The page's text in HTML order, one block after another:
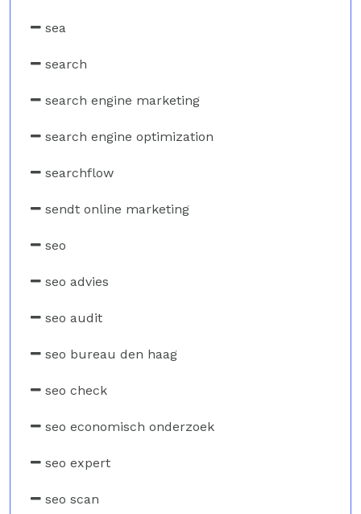
sea
search
search engine marketing
search engine optimization
searchflow
sendt online marketing
seo
seo advies
seo audit
seo bureau den haag
seo check
seo economisch onderzoek
seo expert
seo scan